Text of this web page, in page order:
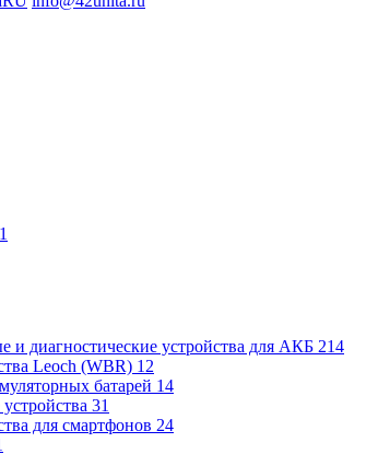
и диагностические устройства для АКБ 214
Leoch (WBR) 12
батарей 14
31
для смартфонов 24